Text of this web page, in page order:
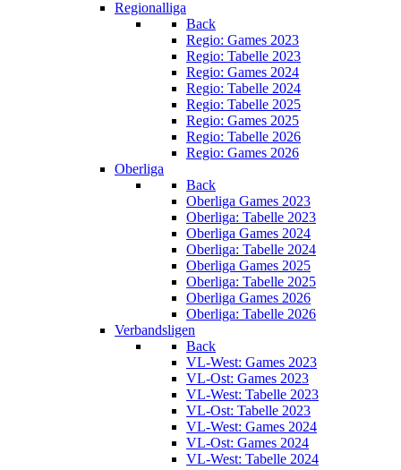
Regionalliga
Back
Regio: Games 2023
Regio: Tabelle 2023
Regio: Games 2024
Regio: Tabelle 2024
Regio: Tabelle 2025
Regio: Games 2025
Regio: Tabelle 2026
Regio: Games 2026
Oberliga
Back
Oberliga Games 2023
Oberliga: Tabelle 2023
Oberliga Games 2024
Oberliga: Tabelle 2024
Oberliga Games 2025
Oberliga: Tabelle 2025
Oberliga Games 2026
Oberliga: Tabelle 2026
Verbandsligen
Back
VL-West: Games 2023
VL-Ost: Games 2023
VL-West: Tabelle 2023
VL-Ost: Tabelle 2023
VL-West: Games 2024
VL-Ost: Games 2024
VL-West: Tabelle 2024